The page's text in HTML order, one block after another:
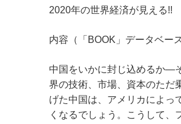
2020年の世界経済が見える!!
内容（「BOOK」データベー
中国をいかに封じ込めるか―
界の技術、市場、資本のただ
げた中国は、アメリカによっ
くなるでしょう。こうして、